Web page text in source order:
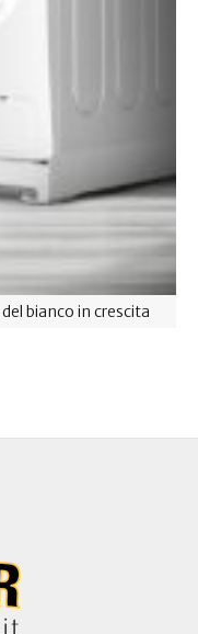
bianco in crescita